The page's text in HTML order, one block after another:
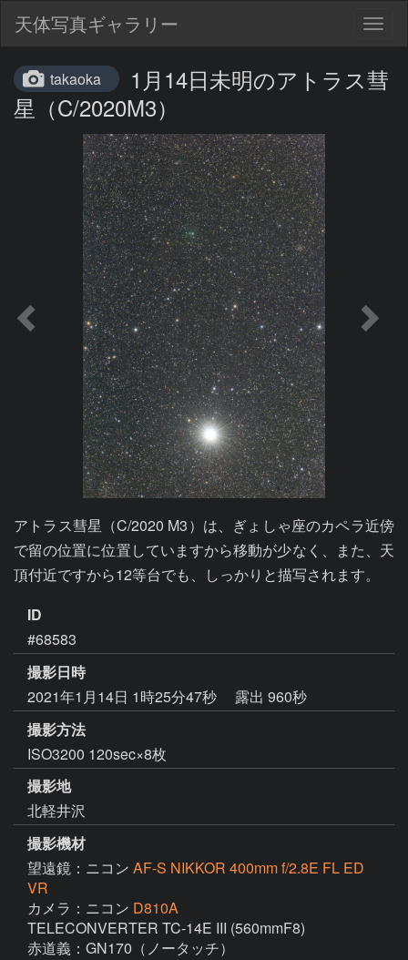
天体写真ギャラリー
takaoka
1月14日未明のアトラス彗
星（C/2020M3）
アトラス彗星（C/2020 M3）は、ぎょしゃ座のカペラ近傍
で留の位置に位置していますから移動が少なく、また、天
頂付近ですから12等台でも、しっかりと描写されます。
ID
#68583
撮影日時
2021年1月14日 1時25分47秒
露出 960秒
撮影方法
ISO3200 120sec×8枚
撮影地
北軽井沢
撮影機材
望遠鏡：ニコン AF-S NIKKOR 400mm f/2.8E FL ED
VR
カメラ：ニコン D810A
TELECONVERTER TC-14E III (560mmF8)
赤道義：GN170（ノータッチ）